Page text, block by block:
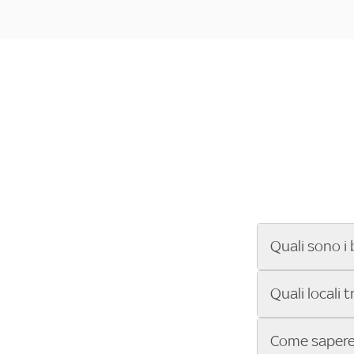
Quali sono i
Se cerchi un
ENILIVE, la
Sky Bar ti
Quali locali
Vuoi sapere
Come